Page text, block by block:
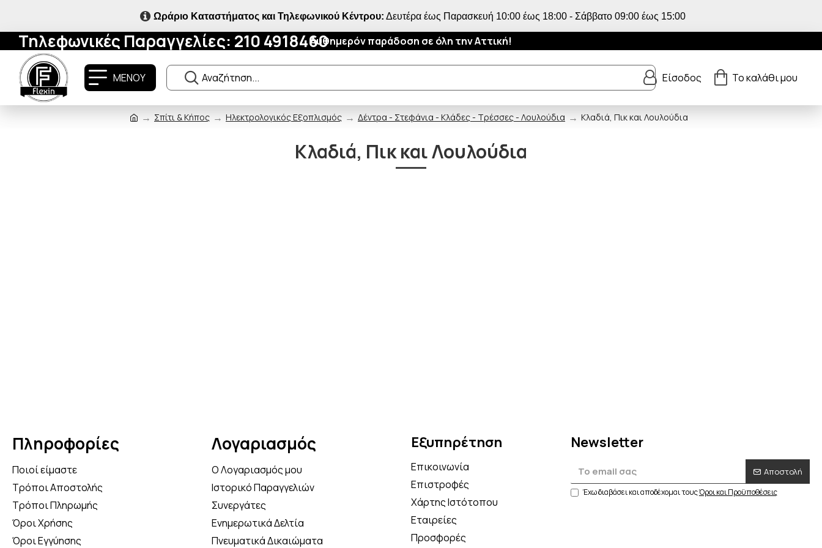
Ωράριο Καταστήματος και Τηλεφωνικού Κέντρου: Δευτέρα έως Παρασκευή 10:00 έως 18:00 - Σάββατο 09:00 έως 15:00
Τηλεφωνικές Παραγγελίες: 210 4918460Αυθημερόν παράδοση σε όλη την Αττική!
ΜΕΝΟΥ Είσοδος Το καλάθι μου
Σπίτι & Κήπος Ηλεκτρολογικός Εξοπλισμός Δέντρα - Στεφάνια - Κλάδες - Τρέσσες - Λουλούδια Κλαδιά, Πικ και Λουλούδια
Κλαδιά, Πικ και Λουλούδια
Πληροφορίες
Ποιοί είμαστε
Τρόποι Αποστολής
Τρόποι Πληρωμής
Όροι Χρήσης
Όροι Εγγύησης
Λογαριασμός
Ο Λογαριασμός μου
Ιστορικό Παραγγελιών
Συνεργάτες
Ενημερωτικά Δελτία
Πνευματικά Δικαιώματα
Εξυπηρέτηση
Επικοινωνία
Επιστροφές
Χάρτης Ιστότοπου
Εταιρείες
Προσφορές
Newsletter
Αποστολή
Έχω διαβάσει και αποδέχομαι τουςΌροι και Προϋποθέσεις